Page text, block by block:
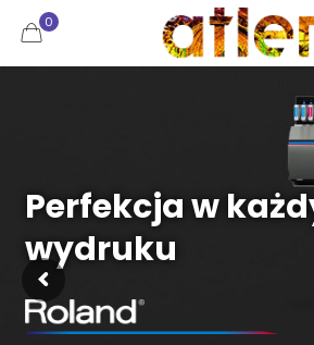
0
Perfekcja w
wydruku